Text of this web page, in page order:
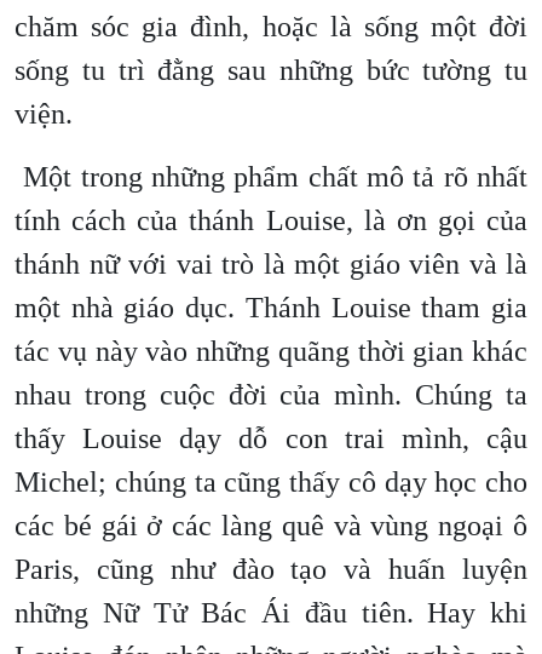
chăm sóc gia đình, hoặc là sống một đời
sống tu trì đằng sau những bức tường tu
viện.
Một trong những phẩm chất mô tả rõ nhất
tính cách của thánh Louise, là ơn gọi của
thánh nữ với vai trò là một giáo viên và là
một nhà giáo dục. Thánh Louise tham gia
tác vụ này vào những quãng thời gian khác
nhau trong cuộc đời của mình. Chúng ta
thấy Louise dạy dỗ con trai mình, cậu
Michel; chúng ta cũng thấy cô dạy học cho
các bé gái ở các làng quê và vùng ngoại ô
Paris, cũng như đào tạo và huấn luyện
những Nữ Tử Bác Ái đầu tiên. Hay khi